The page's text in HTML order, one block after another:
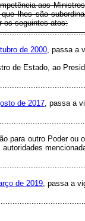
aos
lhes são
os seguintes atos:
de 2000, passa a
de Estado, ao
de 2017, passa a
para outro Poder ou
de 2019, passa a